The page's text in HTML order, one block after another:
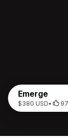
Emerge
$380 USD•